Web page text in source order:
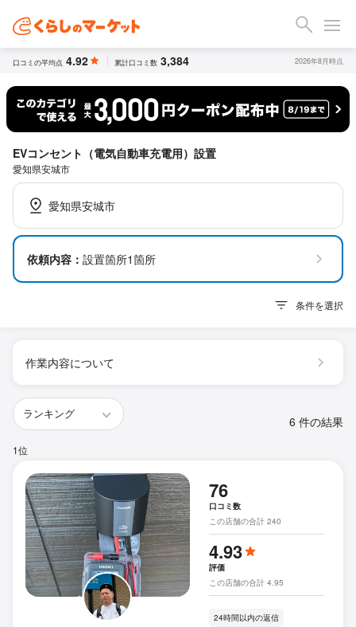
口コミの平均点 4.92 累計口コミ数 3,384 2026年8月時点
EVコンセント（電気自動車充電用）設置
愛知県安城市
愛知県安城市
依頼内容： 設置箇所1箇所
条件を選択
作業内容について
6 件の結果
1位
76
口コミ数
この店舗の合計 240
4.93
評価
この店舗の合計 4.95
24時間以内の返信